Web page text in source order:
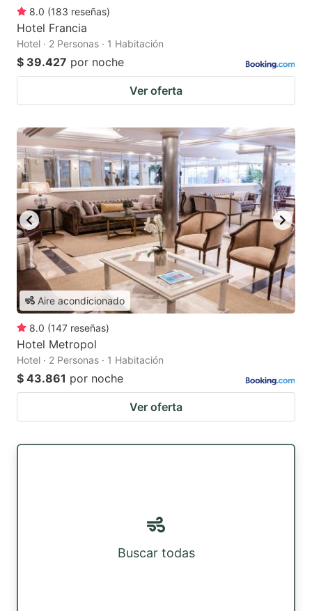
8.0 (183 reseñas)
Hotel Francia
Hotel · 2 Personas · 1 Habitación
$ 39.427 por noche
Ver oferta
Aire acondicionado
8.0 (147 reseñas)
Hotel Metropol
Hotel · 2 Personas · 1 Habitación
$ 43.861 por noche
Ver oferta
Buscar todas